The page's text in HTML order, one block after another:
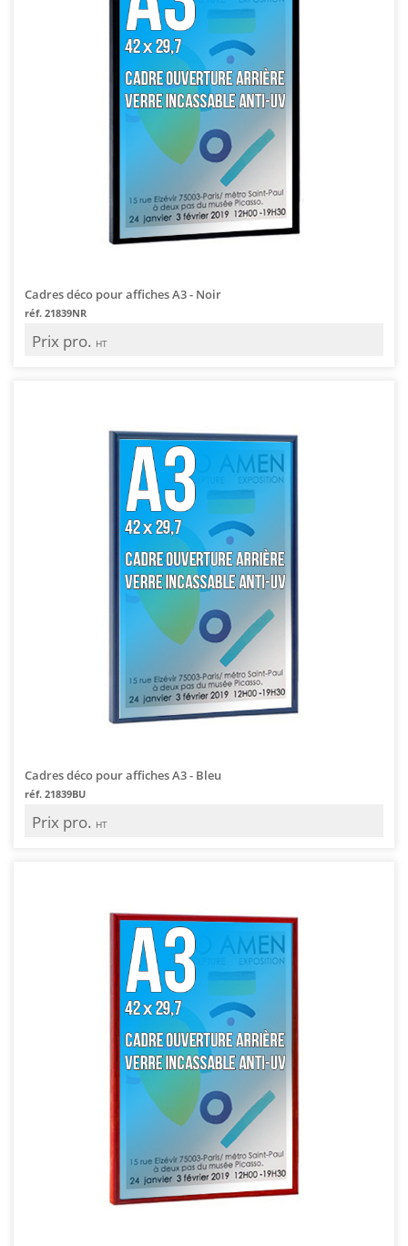
Cadres déco pour affiches A3 - Noir
réf. 21839NR
Prix pro. HT
Cadres déco pour affiches A3 - Bleu
réf. 21839BU
Prix pro. HT